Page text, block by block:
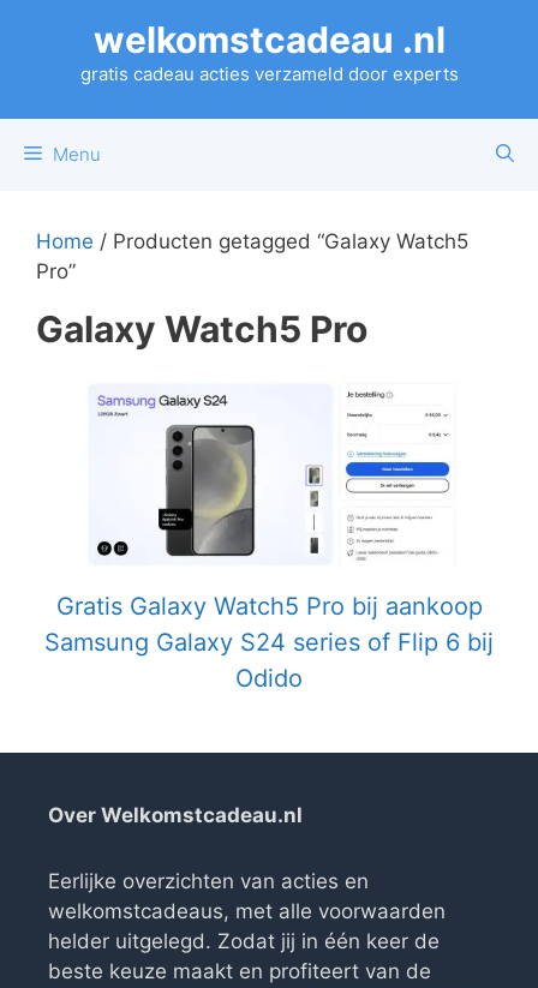
welkomstcadeau .nl
gratis cadeau acties verzameld door experts
Menu
Home / Producten getagged “Galaxy Watch5
Pro”
Galaxy Watch5 Pro
Gratis Galaxy Watch5 Pro bij aankoop
Samsung Galaxy S24 series of Flip 6 bij
Odido
Over Welkomstcadeau.nl
Eerlijke overzichten van acties en
welkomstcadeaus, met alle voorwaarden
helder uitgelegd. Zodat jij in één keer de
beste keuze maakt en profiteert van de